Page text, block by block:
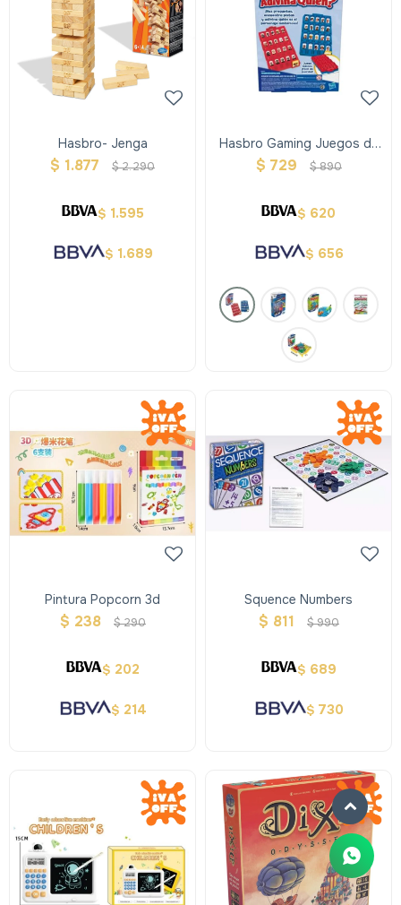
Hasbro- Jenga
$ 1.877 $2.290
$ 1.595
$ 1.689
Hasbro Gaming Juegos de
Viajes - Adivinaquien
$ 729 $890
$ 620
$ 656
Pintura Popcorn 3d
$ 238 $290
$ 202
$ 214
Squence Numbers
$ 811 $990
$ 689
$ 730